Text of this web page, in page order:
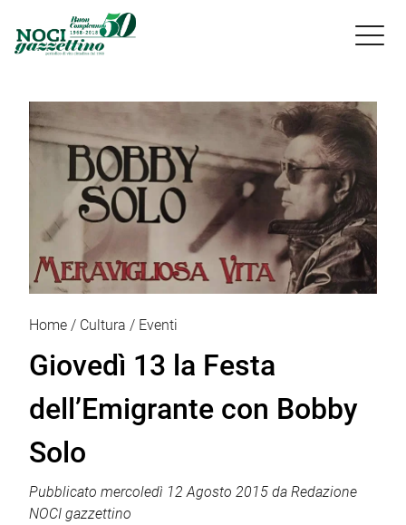

Home Cultura Eventi
Giovedì 13 la Festa
dell’Emigrante con Bobby
Solo
Pubblicato mercoledì 12 Agosto 2015 da Redazione
NOCI gazzettino